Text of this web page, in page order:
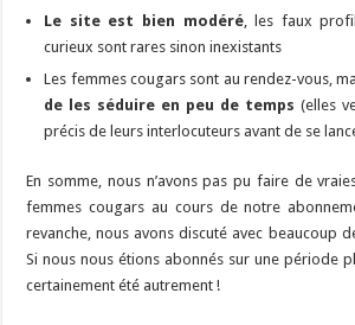
Le site est bien modéré, les faux
curieux sont rares sinon inexistants
Les femmes cougars sont au rendez-vous,
de les séduire en peu de temps (elles
précis de leurs interlocuteurs avant de se
En somme, nous n’avons pas pu faire de
femmes cougars au cours de notre
revanche, nous avons discuté avec beaucoup
Si nous nous étions abonnés sur une période
certainement été autrement !